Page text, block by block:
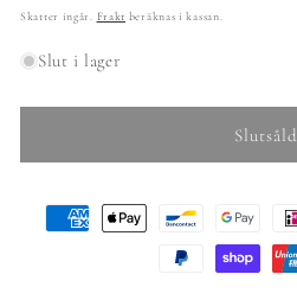
pris
Skatter ingår. Frakt beräknas i kassan.
Slut i lager
Slutsåld